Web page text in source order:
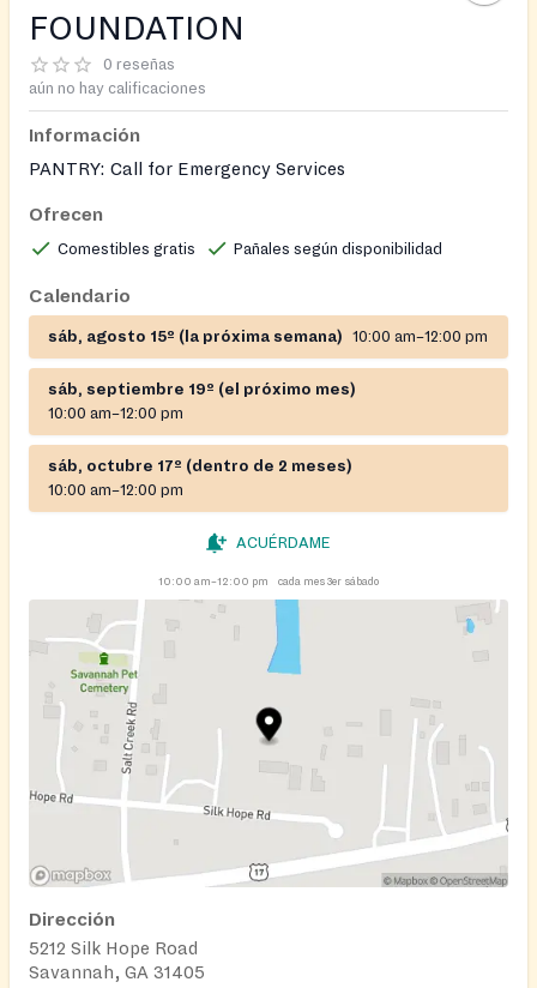
FOUNDATION
0 reseñas
aún no hay calificaciones
Información
PANTRY: Call for Emergency Services
Ofrecen
Comestibles gratis Pañales según disponibilidad
Calendario
sáb, agosto 15º (la próxima semana) 10:00 am–12:00 pm
sáb, septiembre 19º (el próximo mes)
10:00 am–12:00 pm
sáb, octubre 17º (dentro de 2 meses)
10:00 am–12:00 pm
ACUÉRDAME
10:00 am–12:00 pm cada mes 3er sábado
Dirección
5212 Silk Hope Road
Savannah, GA 31405